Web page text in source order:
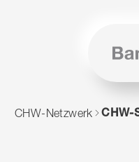
Zum Navigieren dieser
CHW-Netzwerk CHW-